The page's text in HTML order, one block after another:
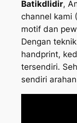
Batikdlidir,
channel kami
motif dan
Dengan
handprint,
tersendiri.
sendiri